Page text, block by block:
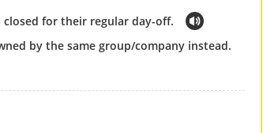
for their regular day-off.
by the same group/company instead.